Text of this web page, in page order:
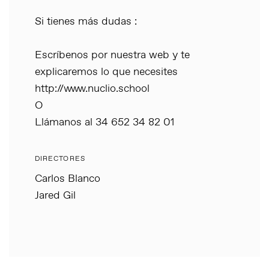
Si tienes más dudas :
Escríbenos por nuestra web y te
explicaremos lo que necesites
http://www.nuclio.school
O
Llámanos al 34 652 34 82 01
DIRECTORES
Carlos Blanco
Jared Gil